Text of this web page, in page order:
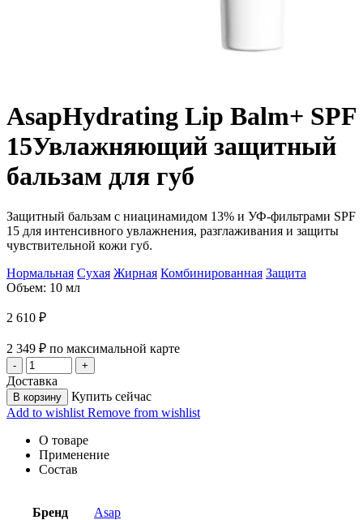
AsapHydrating Lip Balm+ SPF
15Увлажняющий защитный
бальзам для губ
Защитный бальзам с ниацинамидом 13% и УФ-фильтрами SPF
15 для интенсивного увлажнения, разглаживания и защиты
чувствительной кожи губ.
Нормальная Сухая Жирная Комбинированная Защита
Объем: 10 мл
2 610 ₽
2 349 ₽ по максимальной карте
Доставка
В корзину
Купить сейчас
Add to wishlist Remove from wishlist
О товаре
Применение
Состав
Бренд Asap